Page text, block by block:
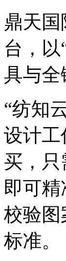
鼎天
台
具与全
“纺知
设计工
买
即可精
校验图
标准。